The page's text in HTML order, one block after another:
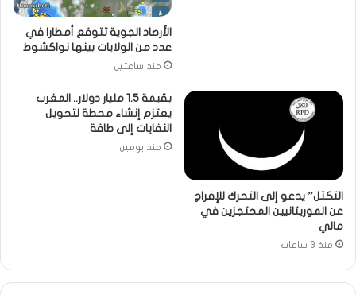
الأرصاد الجوية تتوقع أمطارا في
عدد من الولايات بينها نواكشوط
منذ ساعتين
التكتل” يدعو إلى التحرك للإفراج
عن الموريتانيين المحتجزين في
مالي
منذ 3 ساعات
بقيمة 1.5 مليار دولار.. المغرب
يعتزم إنشاء محطة لتحويل
النفايات إلى طاقة
منذ يومين